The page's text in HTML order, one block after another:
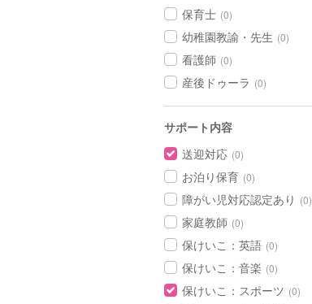
保育士 (0)
幼稚園教諭・先生 (0)
看護師 (0)
産後ドゥーラ (0)
サポート内容
送迎対応 (0)
お泊り保育 (0)
障がい児対応認定あり (0)
家庭教師 (0)
保けいこ：英語 (0)
保けいこ：音楽 (0)
保けいこ：スポーツ (0)